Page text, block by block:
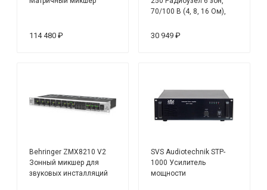
114 480 ₽
70/100 В (4, 8, 16 Ом),
Вт
30 949 ₽
Behringer ZMX8210 V2
Зонный микшер для
звуковых инсталляций
SVS Audiotechnik STP-
1000 Усилитель
мощности